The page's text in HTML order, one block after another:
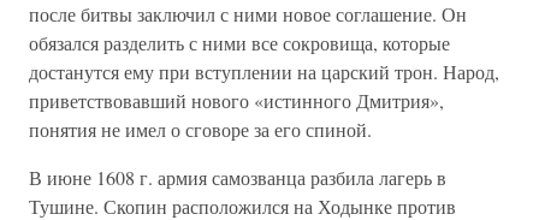
после битвы заключил с ними новое соглашение. Он
обязался разделить с ними все сокровища, которые
достанутся ему при вступлении на царский трон. Народ,
приветствовавший нового «истинного Дмитрия»,
понятия не имел о сговоре за его спиной.
В июне 1608 г. армия самозванца разбила лагерь в
Тушине. Скопин расположился на Ходынке против